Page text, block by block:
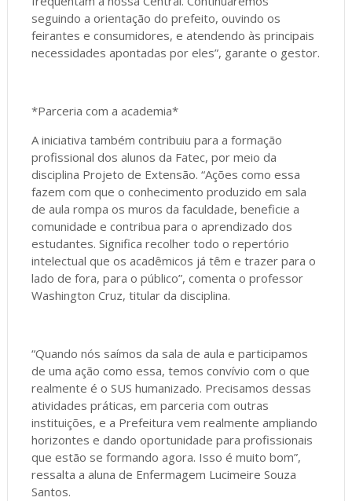
seguindo a orientação do prefeito, ouvindo os
feirantes e consumidores, e atendendo às principais
necessidades apontadas por eles”, garante o gestor.
*Parceria com a academia*
A iniciativa também contribuiu para a formação
profissional dos alunos da Fatec, por meio da
disciplina Projeto de Extensão. “Ações como essa
fazem com que o conhecimento produzido em sala
de aula rompa os muros da faculdade, beneficie a
comunidade e contribua para o aprendizado dos
estudantes. Significa recolher todo o repertório
intelectual que os acadêmicos já têm e trazer para o
lado de fora, para o público”, comenta o professor
Washington Cruz, titular da disciplina.
“Quando nós saímos da sala de aula e participamos
de uma ação como essa, temos convívio com o que
realmente é o SUS humanizado. Precisamos dessas
atividades práticas, em parceria com outras
instituições, e a Prefeitura vem realmente ampliando
horizontes e dando oportunidade para profissionais
que estão se formando agora. Isso é muito bom”,
ressalta a aluna de Enfermagem Lucimeire Souza
Santos.